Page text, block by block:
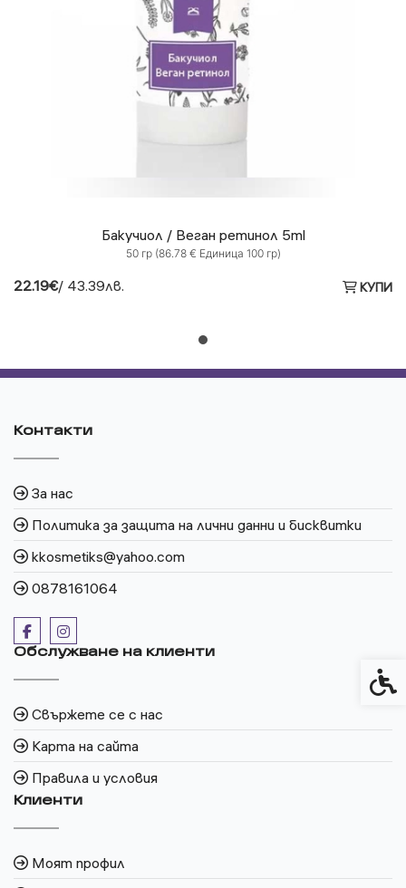
Бакучиол / Веган ретинол 5ml
50 гр (86.78 € Единица 100 гр)
22.19€/ 43.39лв. КУПИ
Контакти
За нас
Политика за защита на лични данни и бисквитки
kkosmetiks@yahoo.com
0878161064
Обслужване на клиенти
Свържете се с нас
Карта на сайта
Правила и условия
Клиенти
Моят профил